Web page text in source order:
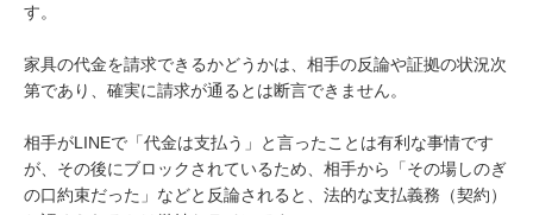
す。
家具の代金を請求できるかどうかは、相手の反論や証拠の状況次
第であり、確実に請求が通るとは断言できません。
相手がLINEで「代金は支払う」と言ったことは有利な事情です
が、その後にブロックされているため、相手から「その場しのぎ
の口約束だった」などと反論されると、法的な支払義務（契約）